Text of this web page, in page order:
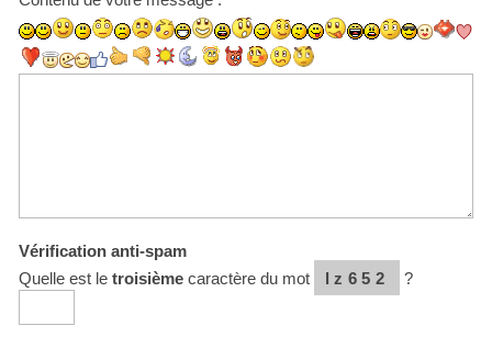
Vérification anti-spam
Quelle est le troisièmecaractère du mot lz652 ?